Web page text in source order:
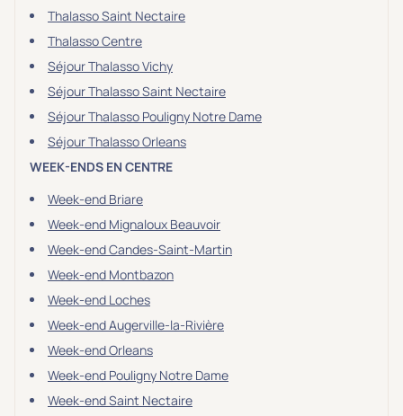
Thalasso Saint Nectaire
Thalasso Centre
Séjour Thalasso Vichy
Séjour Thalasso Saint Nectaire
Séjour Thalasso Pouligny Notre Dame
Séjour Thalasso Orleans
WEEK-ENDS EN CENTRE
Week-end Briare
Week-end Mignaloux Beauvoir
Week-end Candes-Saint-Martin
Week-end Montbazon
Week-end Loches
Week-end Augerville-la-Rivière
Week-end Orleans
Week-end Pouligny Notre Dame
Week-end Saint Nectaire